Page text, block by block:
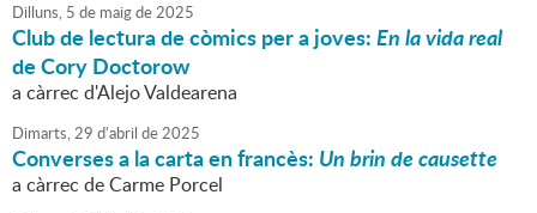
Dilluns, 5 de maigde2025
Club de lectura de còmics per a joves:En la vida real
de Cory Doctorow
a càrrec d'Alejo Valdearena
Dimarts,29 d'abril de2025
Converses a la carta en francès: Un brin de causette
a càrrec de Carme Porcel